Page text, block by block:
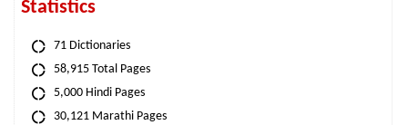
Statistics
71 Dictionaries
58,915 Total Pages
5,000 Hindi Pages
30,121 Marathi Pages